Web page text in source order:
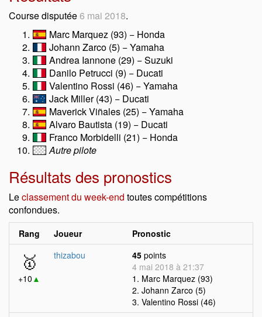
Course disputée6 mai 2018.
Marc Marquez (93) − Honda
Johann Zarco (5) − Yamaha
Andrea Iannone (29) − Suzuki
Danilo Petrucci (9) − Ducati
Valentino Rossi (46) − Yamaha
Jack Miller (43) − Ducati
Maverick Viñales (25) − Yamaha
Alvaro Bautista (19) − Ducati
Franco Morbidelli (21) − Honda
Autre pilote
Résultats des pronostics
Leclassement du week-end toutes compétitions
confondues.
Rang Joueur Pronostic
🥇
+10 ▲
thizabou 45 points
4 mai 2018 à 21:37
1. Marc Marquez (93)
2. Johann Zarco (5)
3. Valentino Rossi (46)